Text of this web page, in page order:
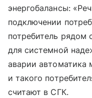
энергобалансы:
подключении
потребитель рядом
для системной
аварии автоматика
и такого
считают в СГК.